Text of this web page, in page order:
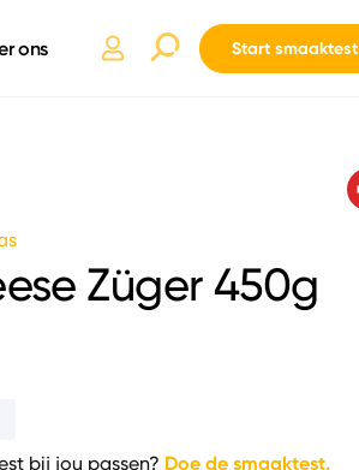
ons Start smaaktest
Züger 450g
bij jou passen? Doe de smaaktest.